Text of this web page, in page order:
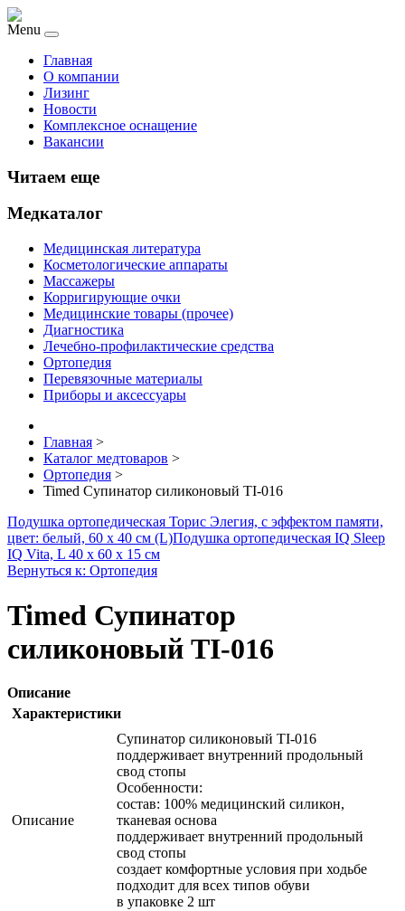
Menu
Главная
О компании
Лизинг
Новости
Комплексное оснащение
Вакансии
Читаем еще
Медкаталог
Медицинская литература
Косметологические аппараты
Массажеры
Корригирующие очки
Медицинские товары (прочее)
Диагностика
Лечебно-профилактические средства
Ортопедия
Перевязочные материалы
Приборы и аксессуары
Главная >
Каталог медтоваров >
Ортопедия >
Timed Супинатор силиконовый TI-016
Подушка ортопедическая Торис Элегия, с эффектом памяти,
цвет: белый, 60 х 40 см (L)Подушка ортопедическая IQ Sleep
IQ Vita, L 40 х 60 х 15 см
Вернуться к: Ортопедия
Timed Супинатор
силиконовый TI-016
Описание
Характеристики
Описание
Супинатор силиконовый TI-016
поддерживает внутренний продольный
свод стопы
Особенности:
состав: 100% медицинский силикон,
тканевая основа
поддерживает внутренний продольный
свод стопы
создает комфортные условия при ходьбе
подходит для всех типов обуви
в упаковке 2 шт